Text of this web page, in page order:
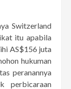
Switzerland
itu apabila
AS$156 juta
hukuman
peranannya
perbicaraan